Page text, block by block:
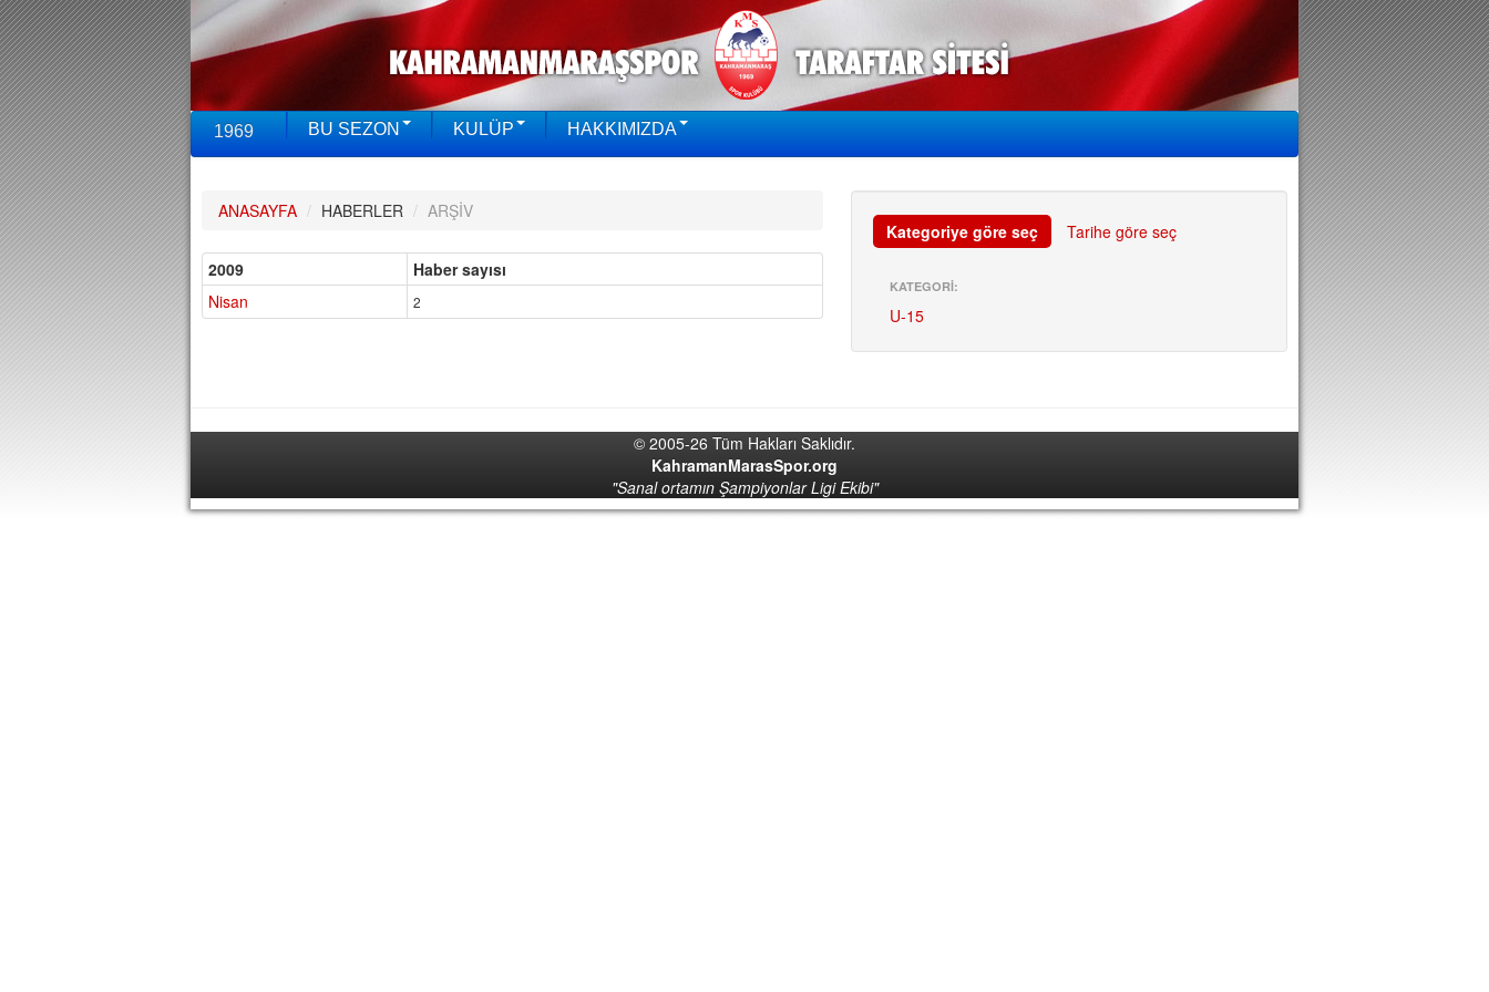
1969 BU SEZON KULÜP HAKKIMIZDA
ANASAYFA / HABERLER / ARŞİV
2009
Haber sayısı
Nisan
2
Kategoriye göre seç Tarihe göre seç
KATEGORİ:
U-15
© 2005-26 Tüm Hakları Saklıdır.
KahramanMarasSpor.org
"Sanal ortamın Şampiyonlar Ligi Ekibi"